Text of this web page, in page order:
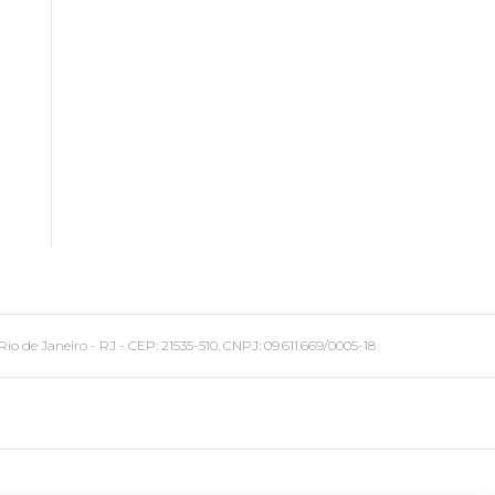
Janeiro - RJ - CEP: 21535-510. CNPJ: 09.611.669/0005-18